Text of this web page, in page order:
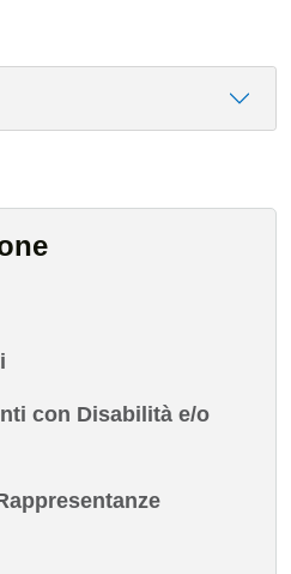
con Disabilità e/o